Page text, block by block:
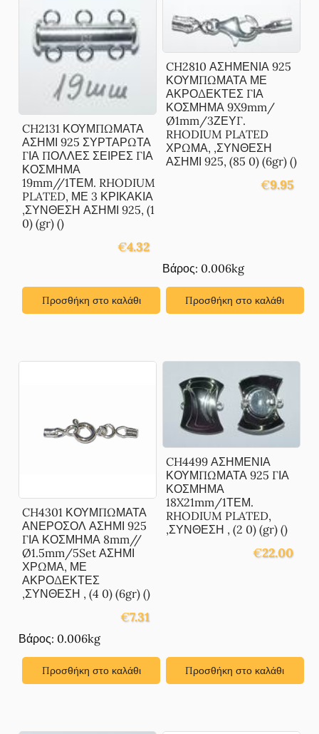
CH2131 ΚΟΥΜΠΩΜΑΤΑ
ΑΣΗΜΙ 925 ΣΥΡΤΑΡΩΤΑ
ΓΙΑ ΠΟΛΛΕΣ ΣΕΙΡΕΣ ΓΙΑ
ΚΟΣΜΗΜΑ
19mm//1ΤΕΜ. RHODIUM
PLATED, ΜΕ 3 ΚΡΙΚΑΚΙΑ
,ΣΥΝΘΕΣΗ ΑΣΗΜΙ 925, (1
0) (gr) ()
€4.32
Προσθήκη στο καλάθι
CH2810 ΑΣΗΜΕΝΙΑ 925
ΚΟΥΜΠΩΜΑΤΑ ΜΕ
ΑΚΡΟΔΕΚΤΕΣ ΓΙΑ
ΚΟΣΜΗΜΑ 9X9mm/
Ø1mm/3ΖΕΥΓ.
RHODIUM PLATED
ΧΡΩΜΑ, ,ΣΥΝΘΕΣΗ
ΑΣΗΜΙ 925, (85 0) (6gr) ()
€9.95
Βάρος: 0.006kg
Προσθήκη στο καλάθι
CH4301 ΚΟΥΜΠΩΜΑΤΑ
ΑΝΕΡΟΣΟΛ ΑΣΗΜΙ 925
ΓΙΑ ΚΟΣΜΗΜΑ 8mm//
Ø1.5mm/5Set ΑΣΗΜΙ
ΧΡΩΜΑ, ΜΕ
ΑΚΡΟΔΕΚΤΕΣ
,ΣΥΝΘΕΣΗ , (4 0) (6gr) ()
€7.31
Βάρος: 0.006kg
Προσθήκη στο καλάθι
CH4499 ΑΣΗΜΕΝΙΑ
ΚΟΥΜΠΩΜΑΤΑ 925 ΓΙΑ
ΚΟΣΜΗΜΑ
18X21mm/1ΤΕΜ.
RHODIUM PLATED,
,ΣΥΝΘΕΣΗ , (2 0) (gr) ()
€22.00
Προσθήκη στο καλάθι